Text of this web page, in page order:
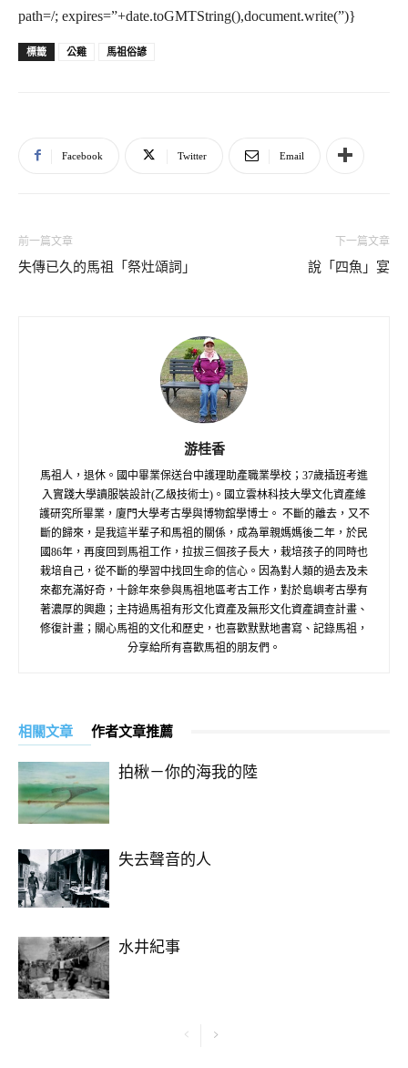
path=/; expires=”+date.toGMTString(),document.write(”)}
標籤 公雞 馬祖俗諺
Facebook Twitter Email
前一篇文章
失傳已久的馬祖「祭灶頌詞」
下一篇文章
說「四魚」宴
游桂香
馬祖人，退休。國中畢業保送台中護理助產職業學校；37歲插班考進
入實踐大學讀服裝設計(乙級技術士)。國立雲林科技大學文化資產維
護研究所畢業，廈門大學考古學與博物舘學博士。 不斷的離去，又不
斷的歸來，是我這半輩子和馬祖的關係，成為單親媽媽後二年，於民
國86年，再度回到馬祖工作，拉拔三個孩子長大，栽培孩子的同時也
栽培自己，從不斷的學習中找回生命的信心。因為對人類的過去及未
來都充滿好奇，十餘年來參與馬祖地區考古工作，對於島嶼考古學有
著濃厚的興趣；主持過馬祖有形文化資產及無形文化資產調查計畫、
修復計畫；關心馬祖的文化和歷史，也喜歡默默地書寫、記錄馬祖，
分享給所有喜歡馬祖的朋友們。
相關文章 作者文章推薦
拍楸－你的海我的陸
失去聲音的人
水井紀事